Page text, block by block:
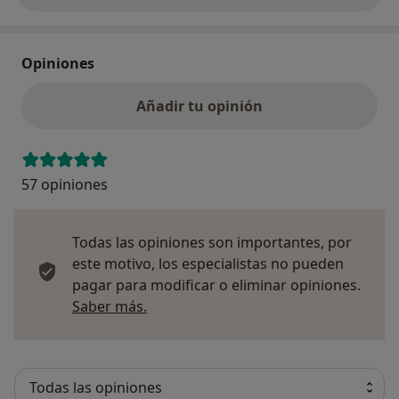
Opiniones
Añadir tu opinión
57 opiniones
Todas las opiniones son importantes, por
este motivo, los especialistas no pueden
pagar para modificar o eliminar opiniones.
Saber más.